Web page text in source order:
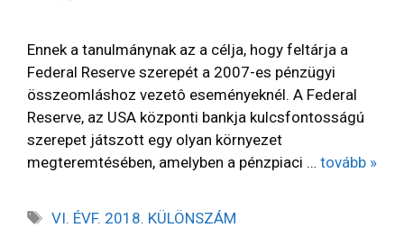
Ennek a tanulmánynak az a célja, hogy feltárja a
Federal Reserve szerepét a 2007-es pénzügyi
összeomláshoz vezetô eseményeknél. A Federal
Reserve, az USA központi bankja kulcsfontosságú
szerepet játszott egy olyan környezet
megteremtésében, amelyben a pénzpiaci … tovább »
VI. ÉVF. 2018. KÜLÖNSZÁM